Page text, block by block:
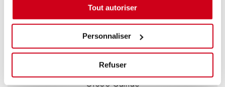
Tout autoriser
Personnaliser
Refuser
Surplus Autos
60 avenue Gustave Eiffel,
81600 Gaillac